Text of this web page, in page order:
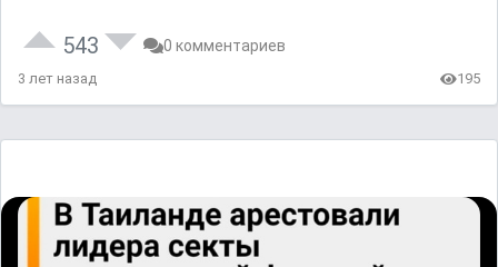
543 0 комментариев
3 лет назад 195